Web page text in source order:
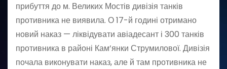
прибуття до м. Великих Мостів дивізія танків
противника не виявила. О 17-й годині отримано
новий наказ — ліквідувати авіадесант і 300 танків
противника в районі Кам’янки Струмилової. Дивізія
почала виконувати наказ, але й там противника не